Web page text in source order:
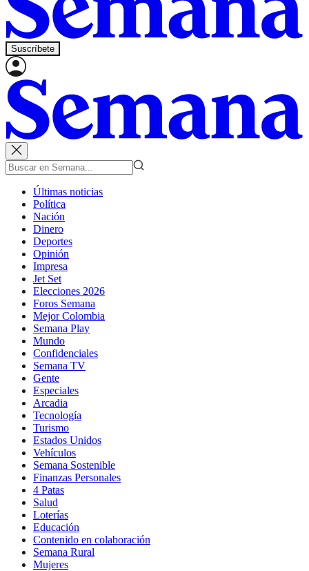
Suscríbete
Últimas noticias
Política
Nación
Dinero
Deportes
Opinión
Impresa
Jet Set
Elecciones 2026
Foros Semana
Mejor Colombia
Semana Play
Mundo
Confidenciales
Semana TV
Gente
Especiales
Arcadia
Tecnología
Turismo
Estados Unidos
Vehículos
Semana Sostenible
Finanzas Personales
4 Patas
Salud
Loterías
Educación
Contenido en colaboración
Semana Rural
Mujeres